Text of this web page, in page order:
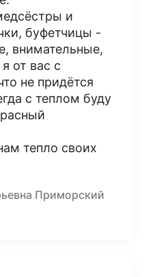
и
буфетчицы -
внимательные,
от вас с
не придëтся
с теплом буду
тепло своих
Приморский